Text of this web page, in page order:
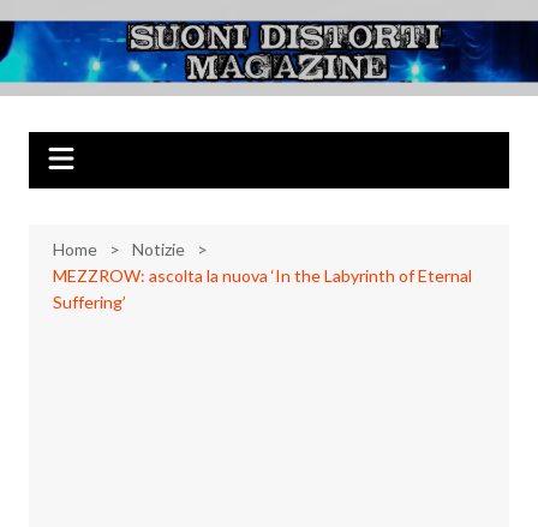
al
contenuto
Suoni Distorti
Magazine
Musica Rock, Metal, Punk e varie sonorità alternative
Home
Notizie
MEZZROW: ascolta la nuova ‘In the Labyrinth of Eternal
Suffering’